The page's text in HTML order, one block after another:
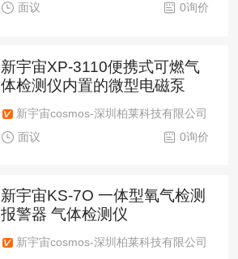
0询价
面议
新宇宙XP-3110便携式可燃气
体检测仪内置的微型电磁泵
新宇宙cosmos-深圳柏莱科技有限公司
0询价
面议
新宇宙KS-7O 一体型氧气检测
报警器 气体检测仪
新宇宙cosmos-深圳柏莱科技有限公司